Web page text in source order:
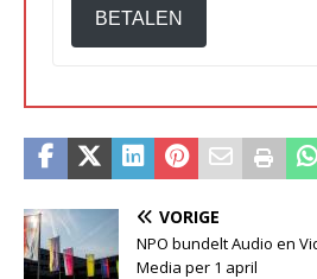
BETALEN
VORIGE
NPO bundelt Audio en
Media per 1 april